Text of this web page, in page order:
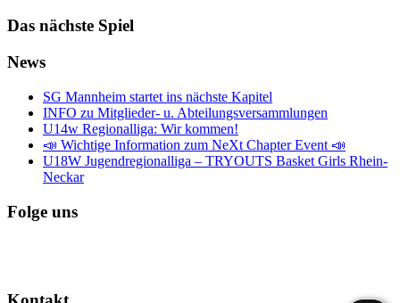
Das nächste Spiel
News
SG Mannheim startet ins nächste Kapitel
INFO zu Mitglieder- u. Abteilungsversammlungen
U14w Regionalliga: Wir kommen!
📣 Wichtige Information zum NeXt Chapter Event 📣
U18W Jugendregionalliga – TRYOUTS Basket Girls Rhein-
Neckar
Folge uns